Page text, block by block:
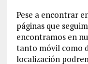
Pese a encontrar
páginas que
encontramos en
tanto móvil como
localización